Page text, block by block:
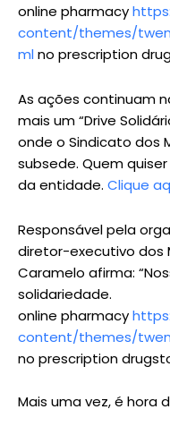
online pharmacy
content/themes/
mlno prescription
As ações continuam
mais um “Drive
onde o Sindicato dos
subsede. Quem
da entidade. Clique
Responsável pela
diretor-executivo dos
Caramelo afirma:
solidariedade.
online pharmacy
content/themes/
no prescription
Mais uma vez, é hora